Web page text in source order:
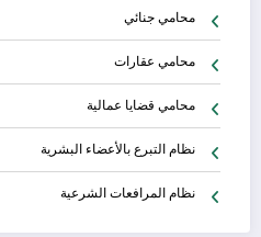
محامي جنائي
محامي عقارات
محامي قضايا عمالية
نظام التبرع بالأعضاء البشرية
نظام المرافعات الشرعية